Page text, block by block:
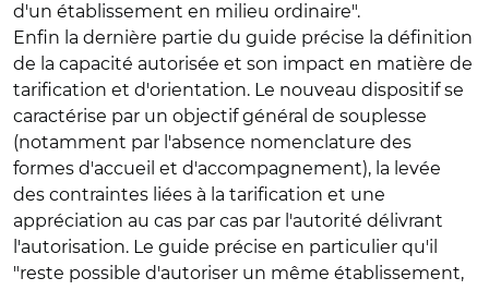
d'un établissement en milieu ordinaire".
Enfin la dernière partie du guide précise la définition
de la capacité autorisée et son impact en matière de
tarification et d'orientation. Le nouveau dispositif se
caractérise par un objectif général de souplesse
(notamment par l'absence nomenclature des
formes d'accueil et d'accompagnement), la levée
des contraintes liées à la tarification et une
appréciation au cas par cas par l'autorité délivrant
l'autorisation. Le guide précise en particulier qu'il
"reste possible d'autoriser un même établissement,